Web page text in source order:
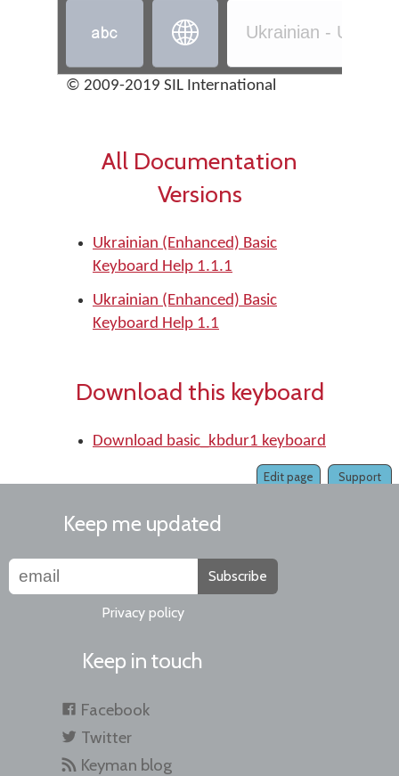
  Ukrainian -
© 2009-2019 SIL International
All Documentation
Versions
Ukrainian (Enhanced) Basic
Keyboard Help 1.1.1
Ukrainian (Enhanced) Basic
Keyboard Help 1.1
Download this keyboard
Download basic_kbdur1 keyboard
Support
Edit page
Keep me updated
Subscribe
Privacy policy
Keep in touch
Facebook
Twitter
Keyman blog